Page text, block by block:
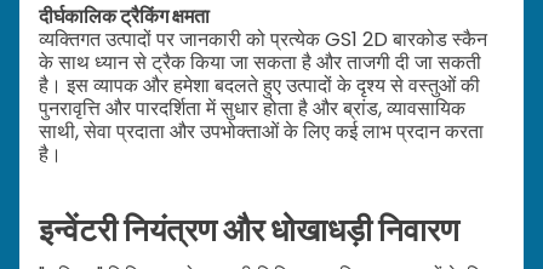
दीर्घकालिक ट्रैकिंग क्षमता
व्यक्तिगत उत्पादों पर जानकारी को प्रत्येक GS1 2D बारकोड स्कैन
के साथ ध्यान से ट्रैक किया जा सकता है और ताजगी दी जा सकती
है। इस व्यापक और हमेशा बदलते हुए उत्पादों के दृश्य से वस्तुओं की
पुनरावृत्ति और पारदर्शिता में सुधार होता है और ब्रांड, व्यावसायिक
साथी, सेवा प्रदाता और उपभोक्ताओं के लिए कई लाभ प्रदान करता
है।
इन्वेंटरी नियंत्रण और धोखाधड़ी निवारण